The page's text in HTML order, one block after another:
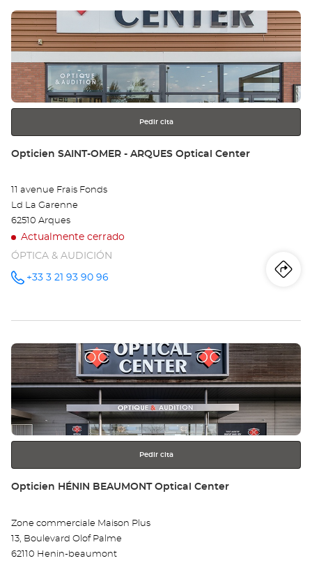
Pulse
ENTER
para
obtener
más
información
Pedir cita
Tienda:
Opticien SAINT-OMER - ARQUES Optical Center
11 avenue Frais Fonds
Ld La Garenne
62510 Arques
Actualmente cerrado
ÓPTICA & AUDICIÓN
número
+33 3 21 93 90 96
a
-
Pulse
ENTER
para
más
información
Pedir cita
Tienda:
Opticien HÉNIN BEAUMONT Optical Center
Zone commerciale Maison Plus
13, Boulevard Olof Palme
62110 Henin-beaumont